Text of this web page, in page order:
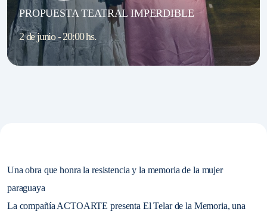
PROPUESTA TEATRAL IMPERDIBLE
2 de junio - 20:00 hs.
Una obra que honra la resistencia y la memoria de la mujer
paraguaya
La compañía ACTOARTE presenta El Telar de la Memoria, una